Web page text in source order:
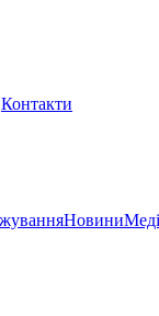
Контакти
Новини